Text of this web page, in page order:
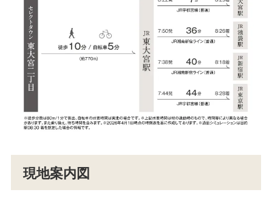
現地案内図